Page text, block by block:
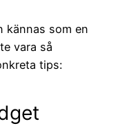
kännas som en
vara så
tips: